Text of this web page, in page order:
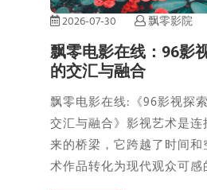
2026-07-30 飘零影院
飘零电影在线：96影
的交汇与融合
飘零电影在线:《96影视探
交汇与融合》影视艺术是
来的桥梁，它跨越了时间
术作品转化为现代观众可感